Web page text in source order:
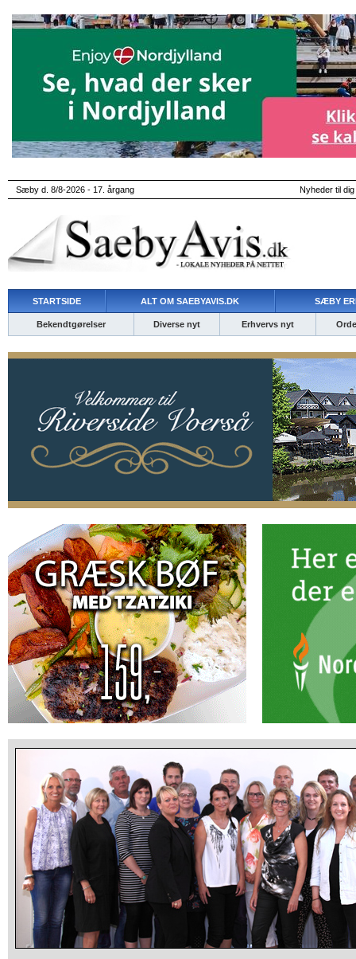
Sæby d. 8/8-2026 - 17. årgang Nyheder til
STARTSIDE ALT OM SAEBYAVIS.DK SÆBY
Bekendtgørelser Diverse nyt Erhvervs nyt